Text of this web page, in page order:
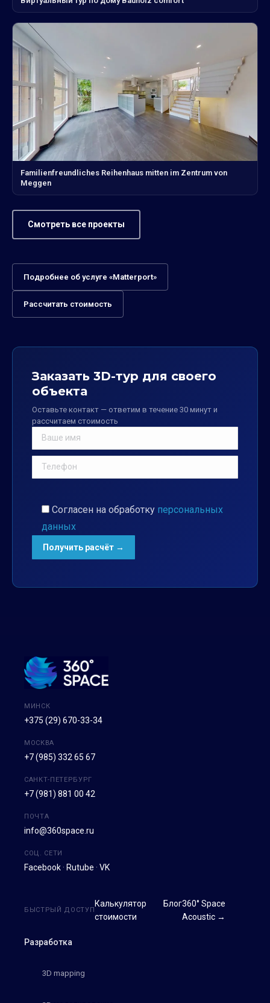
Familienfreundliches Reihenhaus mitten im Zentrum von
Meggen
Смотреть все проекты
Подробнее об услуге «Matterport»
Рассчитать стоимость
Заказать 3D-тур для своего
объекта
Оставьте контакт — ответим в течение 30 минут и
рассчитаем стоимость
Согласен на обработку персональных
данных
МИНСК
+375 (29) 670-33-34
МОСКВА
+7 (985) 332 65 67
САНКТ-ПЕТЕРБУРГ
+7 (981) 881 00 42
ПОЧТА
info@360space.ru
СОЦ. СЕТИ
Facebook · Rutube · VK
Разработка
3D mapping
БЫСТРЫЙ ДОСТУП
Калькулятор
стоимости
Блог360° Space
Acoustic →